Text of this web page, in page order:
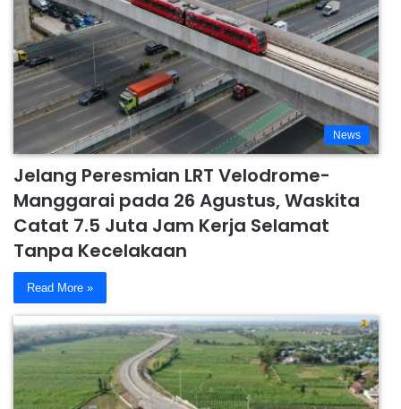
News
Jelang Peresmian LRT Velodrome-
Manggarai pada 26 Agustus, Waskita
Catat 7.5 Juta Jam Kerja Selamat
Tanpa Kecelakaan
Read More »